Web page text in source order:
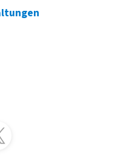
uns auf X (Twitter)